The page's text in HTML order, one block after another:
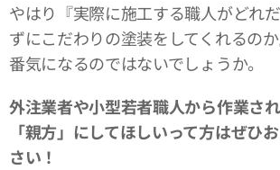
やはり『実際に施工する職人がどれ
ずにこだわりの塗装をしてくれるの
番気になるのではないでしょうか。
外注業者や小型若者職人から作業さ
「親方」にしてほしいって方はぜひ
さい！